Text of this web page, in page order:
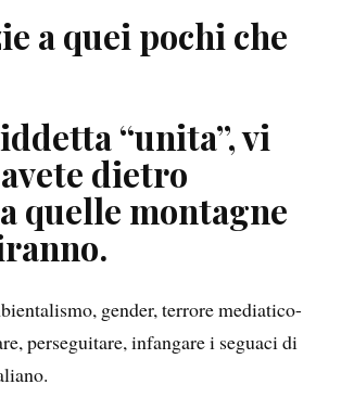
a quei pochi che
“unita”, vi
dietro
quelle montagne
gender, terrore mediatico-
perseguitare, infangare i seguaci di